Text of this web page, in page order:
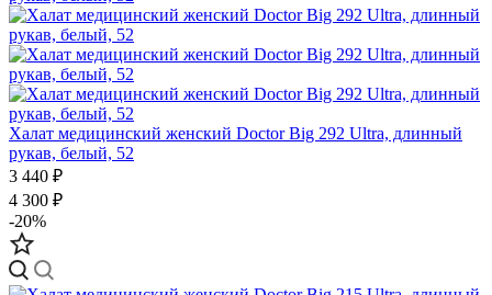
Халат медицинский женский Doctor Big 292 Ultra, длинный
рукав, белый, 52
3 440 ₽
4 300 ₽
-20%